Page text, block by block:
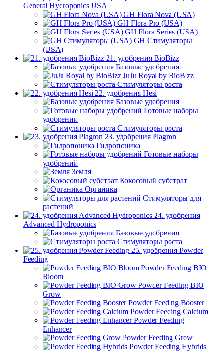
General Hydroponics USA
GH Flora Nova (USA)
GH Flora Pro (USA)
GH Flora Series (USA)
GH Стимуляторы
(USA)
21. удобрения BioBizz
Базовые удобрения
JuJu Royal by BioBizz
Стимуляторы роста
22. удобрения Hesi
Базовые удобрения
Готовые наборы
удобрений
Стимуляторы роста
23. удобрения Plagron
Гидропоника
Готовые наборы
удобрений
Земля
Кокосовый субстрат
Органика
Стимуляторы для
растений
24. удобрения
Advanced Hydroponics
Базовые удобрения
Стимуляторы роста
25. удобрения Powder
Feeding
Powder Feeding BIO
Bloom
Powder Feeding BIO
Grow
Powder Feeding Booster
Powder Feeding Calcium
Powder Feeding
Enhancer
Powder Feeding Grow
Powder Feeding Hybrids